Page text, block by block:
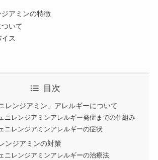
アミンの特徴
いて
ス
目次
レンジアミン」アレルギーについて
ニレンジアミンアレルギー発症までの仕組み
ニレンジアミンアレルギーの症状
ンジアミンの対策
ニレンジアミンアレルギーの治療法